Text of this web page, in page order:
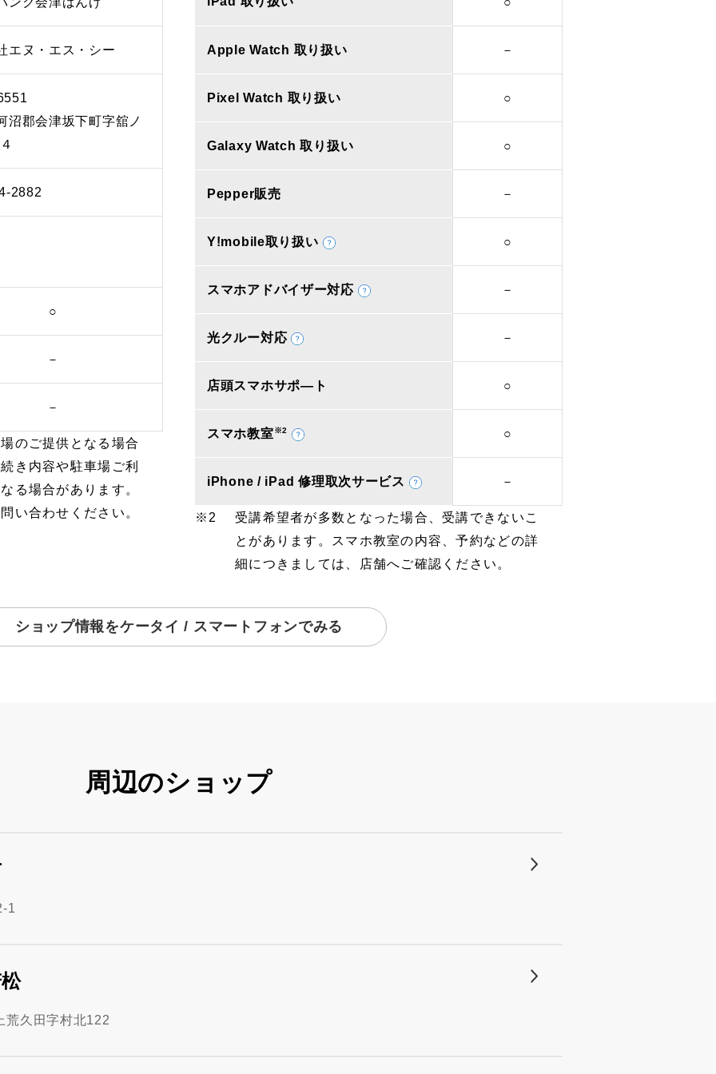
エヌ・エス・シー
沼郡会津坂下町字舘ノ
2882
○
－
－
のご提供となる場合
き内容や駐車場ご利
る場合があります。
い合わせください。
Apple Watch 取り扱い －
Pixel Watch 取り扱い ○
Galaxy Watch 取り扱い ○
Pepper販売 －
Y!mobile取り扱い ○
スマホアドバイザー対応 －
光クルー対応 －
店頭スマホサポ―ト ○
スマホ教室※2 ○
iPhone / iPad 修理取次サービス －
受講希望者が多数となった場合、受講できないこ
とがあります。スマホ教室の内容、予約などの詳
細につきましては、店舗へご確認ください。
ショップ情報をケータイ / スマートフォンでみる
周辺のショップ
1
荒久田字村北122